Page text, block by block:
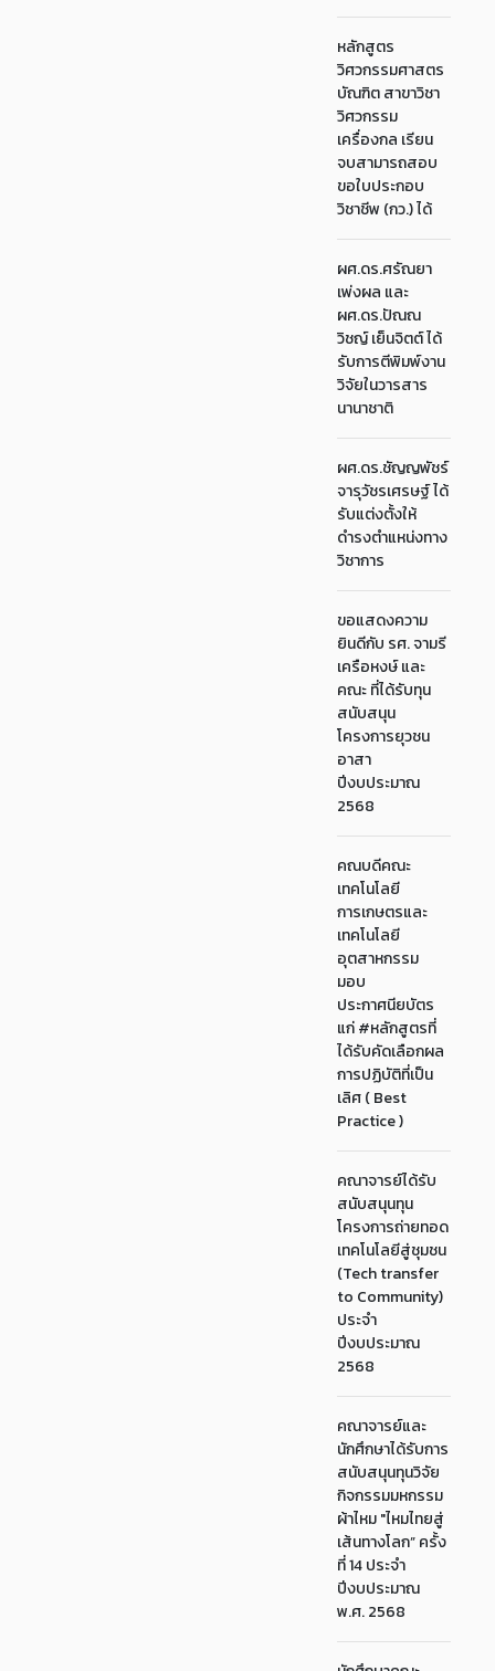
หลักสูตร
วิศวกรรมศาสตร
บัณฑิต สาขาวิชา
วิศวกรรม
เครื่องกล เรียน
จบสามารถสอบ
ขอใบประกอบ
วิชาชีพ (กว.) ได้
ผศ.ดร.ศรัณยา
เพ่งผล และ
ผศ.ดร.ปัณณ
วิชญ์ เย็นจิตต์ ได้
รับการตีพิมพ์งาน
วิจัยในวารสาร
นานาชาติ
ผศ.ดร.ชัญญพัชร์
จารุวัชรเศรษฐ์ ได้
รับแต่งตั้งให้
ดำรงตำแหน่งทาง
วิชาการ
ขอแสดงความ
ยินดีกับ รศ. จามรี
เครือหงษ์ และ
คณะ ที่ได้รับทุน
สนับสนุน
โครงการยุวชน
อาสา
ปีงบประมาณ
2568
คณบดีคณะ
เทคโนโลยี
การเกษตรและ
เทคโนโลยี
อุตสาหกรรม
มอบ
ประกาศนียบัตร
แก่ #หลักสูตรที่
ได้รับคัดเลือกผล
การปฏิบัติที่เป็น
เลิศ ( Best
Practice )
คณาจารย์ได้รับ
สนับสนุนทุน
โครงการถ่ายทอด
เทคโนโลยีสู่ชุมชน
(Tech transfer
to Community)
ประจำ
ปีงบประมาณ
2568
คณาจารย์และ
นักศึกษาได้รับการ
สนับสนุนทุนวิจัย
กิจกรรมมหกรรม
ผ้าไหม "ไหมไทยสู่
เส้นทางโลก” ครั้ง
ที่ 14 ประจำ
ปีงบประมาณ
พ.ศ. 2568